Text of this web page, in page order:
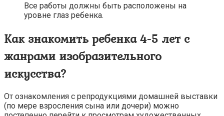
Все работы должны быть расположены на
уровне глаз ребенка.
Как знакомить ребенка 4-5 лет с
жанрами изобразительного
искусства?
От ознакомления с репродукциями домашней выставки
(по мере взросления сына или дочери) можно